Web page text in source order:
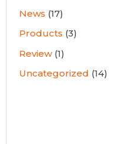
News (17)
Products (3)
Review(1)
Uncategorized (14)